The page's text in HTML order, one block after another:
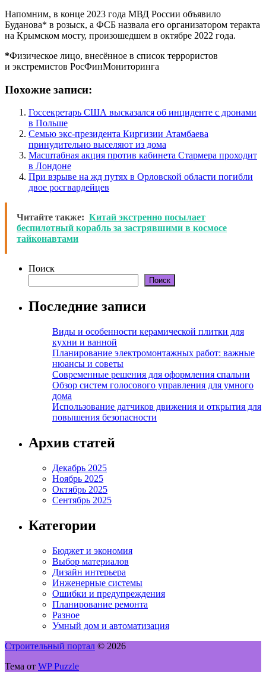
Напомним, в конце 2023 года МВД России объявило
Буданова* в розыск, а ФСБ назвала его организатором теракта
на Крымском мосту, произошедшем в октябре 2022 года.
*Физическое лицо, внесённое в список террористов
и экстремистов РосФинМониторинга
Похожие записи:
Госсекретарь США высказался об инциденте с дронами
в Польше
Семью экс-президента Киргизии Атамбаева
принудительно выселяют из дома
Масштабная акция против кабинета Стармера проходит
в Лондоне
При взрыве на жд путях в Орловской области погибли
двое росгвардейцев
Читайте также: Китай экстренно посылает
беспилотный корабль за застрявшими в космосе
тайконавтами
Поиск
Поиск
Последние записи
Виды и особенности керамической плитки для
кухни и ванной
Планирование электромонтажных работ: важные
нюансы и советы
Современные решения для оформления спальни
Обзор систем голосового управления для умного
дома
Использование датчиков движения и открытия для
повышения безопасности
Архив статей
Декабрь 2025
Ноябрь 2025
Октябрь 2025
Сентябрь 2025
Категории
Бюджет и экономия
Выбор материалов
Дизайн интерьера
Инженерные системы
Ошибки и предупреждения
Планирование ремонта
Разное
Умный дом и автоматизация
Строительный портал © 2026
Тема от WP Puzzle